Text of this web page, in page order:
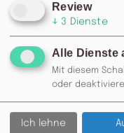
77
Review
↓ 3 Dienste
Alle Dienste
Mit diesem
oder
Ich lehne